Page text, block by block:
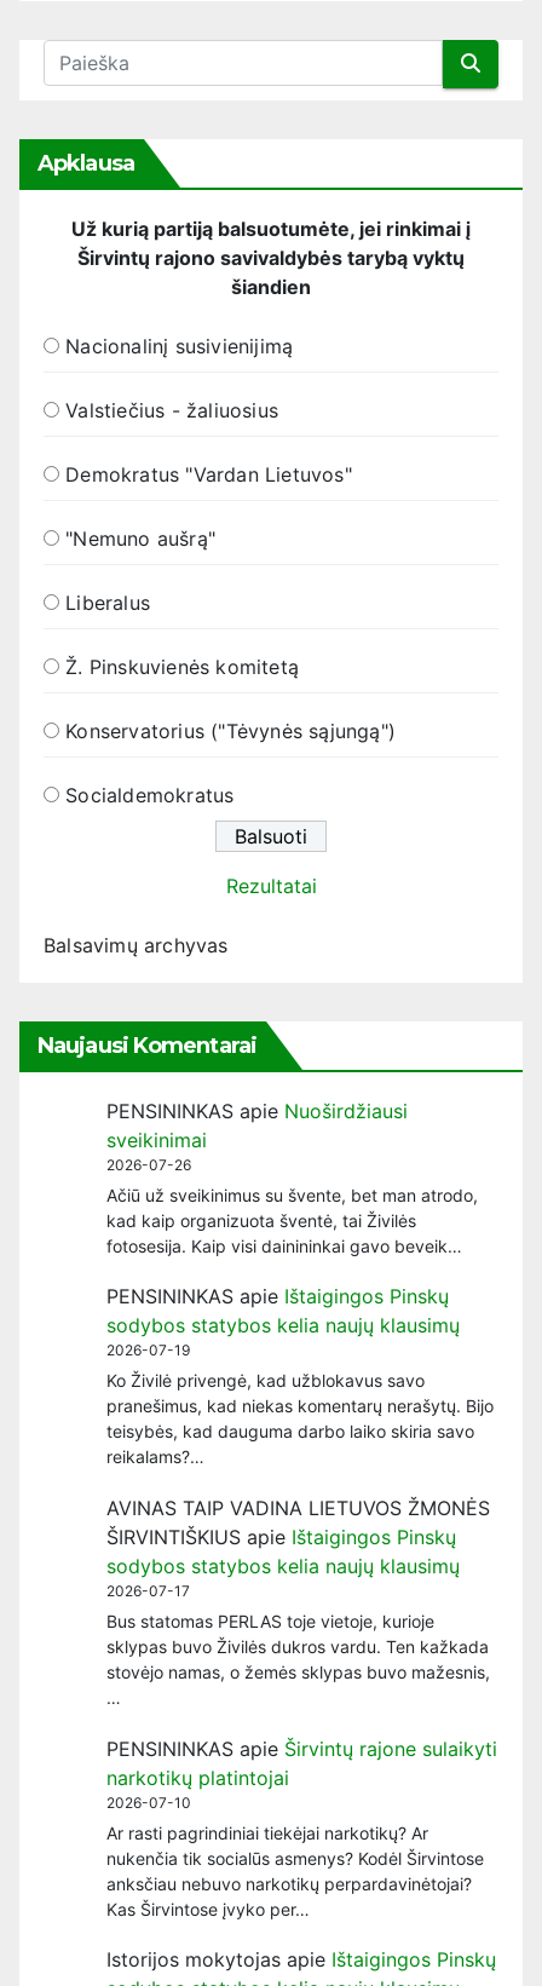
Apklausa
Už kurią partiją balsuotumėte, jei rinkimai į
Širvintų rajono savivaldybės tarybą vyktų
šiandien
Nacionalinį susivienijimą
Valstiečius - žaliuosius
Demokratus "Vardan Lietuvos"
"Nemuno aušrą"
Liberalus
Ž. Pinskuvienės komitetą
Konservatorius ("Tėvynės sąjungą")
Socialdemokratus
Rezultatai
Balsavimų archyvas
Naujausi Komentarai
PENSININKAS apie Nuoširdžiausi
sveikinimai
2026-07-26
Ačiū už sveikinimus su švente, bet man atrodo,
kad kaip organizuota šventė, tai Živilės
fotosesija. Kaip visi dainininkai gavo beveik…
PENSININKAS apie Ištaigingos Pinskų
sodybos statybos kelia naujų klausimų
2026-07-19
Ko Živilė privengė, kad užblokavus savo
pranešimus, kad niekas komentarų nerašytų. Bijo
teisybės, kad dauguma darbo laiko skiria savo
reikalams?…
AVINAS TAIP VADINA LIETUVOS ŽMONĖS
ŠIRVINTIŠKIUS apie Ištaigingos Pinskų
sodybos statybos kelia naujų klausimų
2026-07-17
Bus statomas PERLAS toje vietoje, kurioje
sklypas buvo Živilės dukros vardu. Ten kažkada
stovėjo namas, o žemės sklypas buvo mažesnis,
…
PENSININKAS apie Širvintų rajone sulaikyti
narkotikų platintojai
2026-07-10
Ar rasti pagrindiniai tiekėjai narkotikų? Ar
nukenčia tik socialūs asmenys? Kodėl Širvintose
anksčiau nebuvo narkotikų perpardavinėtojai?
Kas Širvintose įvyko per…
Istorijos mokytojas apie Ištaigingos Pinskų